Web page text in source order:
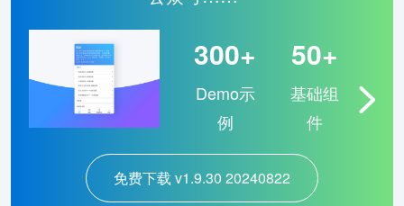
300+
Demo示
例
50+
基础组
件
免费下载 v1.9.30 20240822